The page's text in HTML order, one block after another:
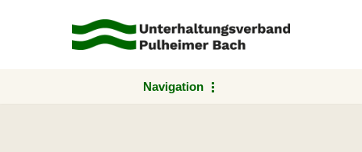
Navigation